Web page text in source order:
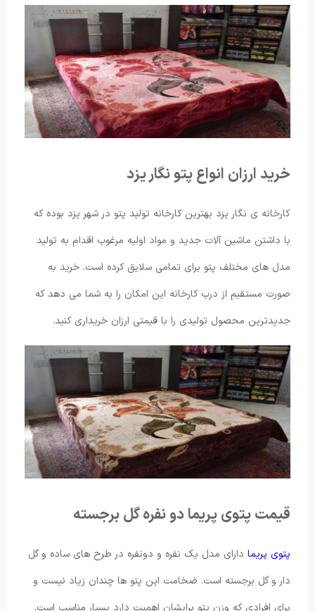
خرید ارزان انواع پتو نگار یزد
کارخانه ی نگار یزد بهترین کارخانه تولید پتو در شهر یزد بوده که
با داشتن ماشین آلات جدید و مواد اولیه مرغوب اقدام به تولید
مدل های مختلف پتو برای تمامی سلایق کرده است. خرید به
صورت مستقیم از درب کارخانه این امکان را به شما می دهد که
جدیدترین محصول تولیدی را با قیمتی ارزان خریداری کنید.
قیمت پتوی پریما دو نفره گل برجسته
پتوی پریما دارای مدل یک نفره و دونفره در طرح های ساده و گل
دار و گل برجسته است. ضخامت این پتو ها چندان زیاد نیست و
برای افرادی که وزن پتو برایشان اهمیت دارد بسیار مناسب است.